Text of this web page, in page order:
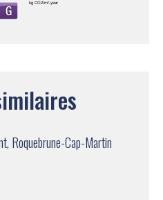
Roquebrune-Cap-Martin